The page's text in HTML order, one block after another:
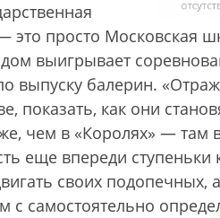
это просто Московская
выигрывает
выпуску балерин.
показать, как они
чем в «Королях» — там
еще впереди ступеньки
своих подопечных,
с самостоятельно